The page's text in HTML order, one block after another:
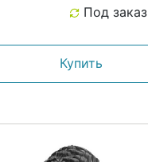
Под заказ
Купить